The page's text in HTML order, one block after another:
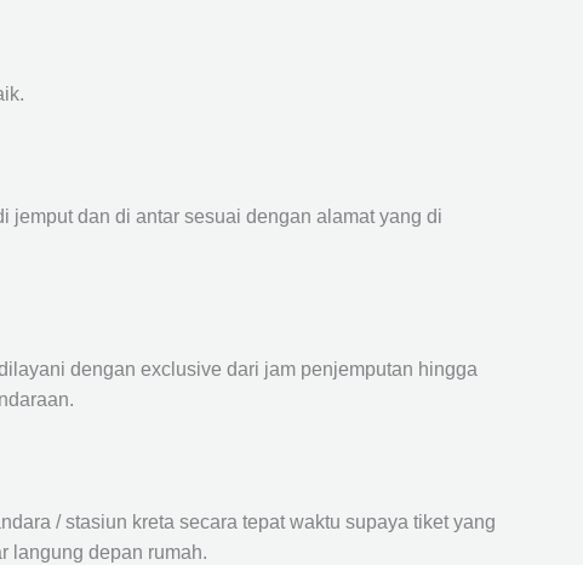
dan di antar sesuai dengan alamat yang di
dengan exclusive dari jam penjemputan hingga
/ stasiun kreta secara tepat waktu supaya tiket yang
langung depan rumah.